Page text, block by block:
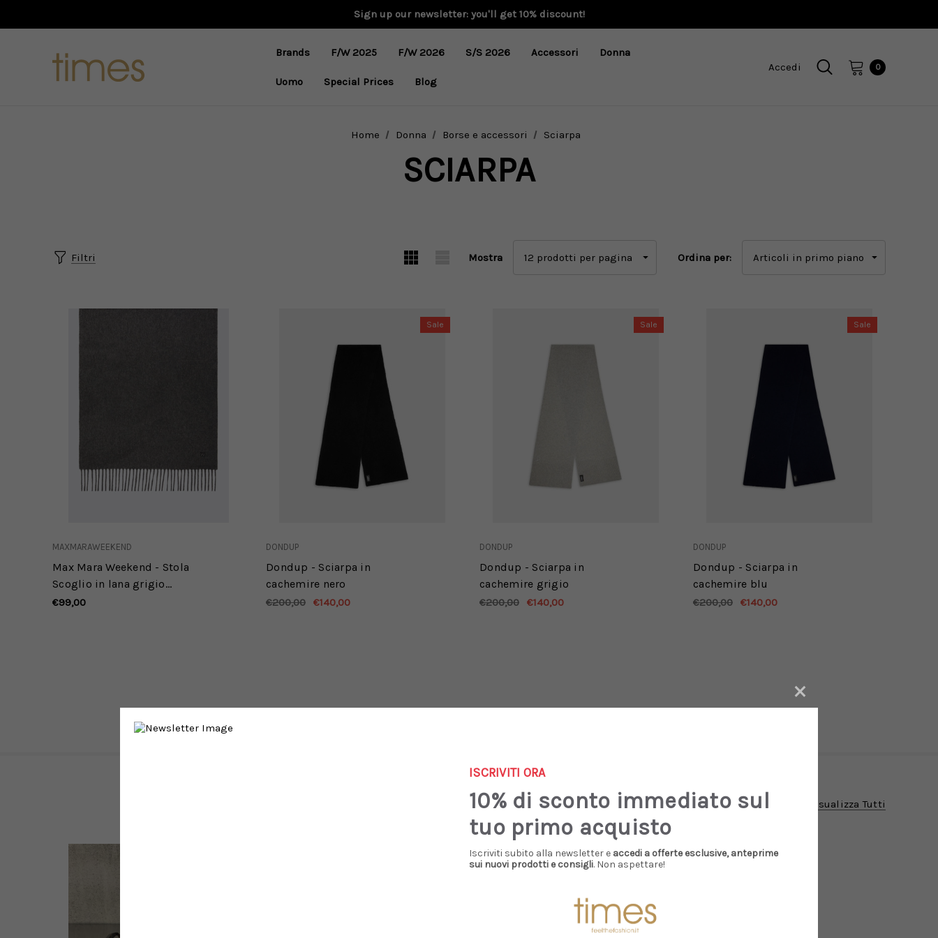
Sign up our newsletter: you'll get 10% discount!
Brands F/W 2025 F/W 2026 S/S 2026 Accessori Donna
Uomo Special Prices Blog
Accedi 0
Home Donna Borse e accessori Sciarpa
SCIARPA
Filtri Mostra Ordina per:
MAXMARAWEEKEND
Max Mara Weekend - Stola
Scoglio in lana grigio
medio
€99,00
Sale
DONDUP
Dondup - Sciarpa in
cachemire nero
€200,00 €140,00
Sale
DONDUP
Dondup - Sciarpa in
cachemire grigio
€200,00 €140,00
Sale
DONDUP
Dondup - Sciarpa in
cachemire blu
€200,00 €140,00
Consigliati Per Te Visualizza Tutti
×
ISCRIVITI ORA
10% di sconto immediato sul
tuo primo acquisto
Iscriviti subito alla newsletter e accedi a offerte esclusive, anteprime
sui nuovi prodotti e consigli. Non aspettare!